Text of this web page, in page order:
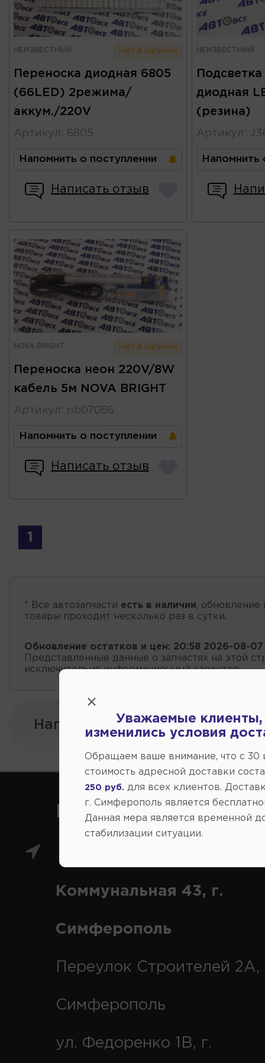
НЕИЗВЕСТНЫЙ Нет в наличии
Переноска диодная 6805
(66LED) 2режима/
аккум./220V
Артикул : 6805
Напомнить о поступлении
Написать отзыв
НЕИЗВЕСТНЫЙ
диодная
(резина)
Артикул :
Напомнить
NOVA BRIGHT Нет в наличии
Переноска неон 220V/8W
кабель 5м NOVA BRIGHT
Артикул : nb07086
Напомнить о поступлении
Написать отзыв
1
* Все автозапчасти есть в наличии, обновление
товары проходит несколько раз в сутки.
Обновление остатков и цен: 20:58 2026-08-07
Представленные данные о запчастях на этой
исключительно информационный характер.
Напишите нам:
Как нас найти
Коммунальная 43, г.
Симферополь
Переулок Строителей 2А,
Симферополь
ул. Федоренко 1В, г.
Уважаемые клиенты,
изменились условия
Обращаем ваше внимание, что c 30
стоимость адресной доставки
250 руб.
для всех клиентов.
г. Симферополь является
Данная мера является временной
стабилизации ситуации.